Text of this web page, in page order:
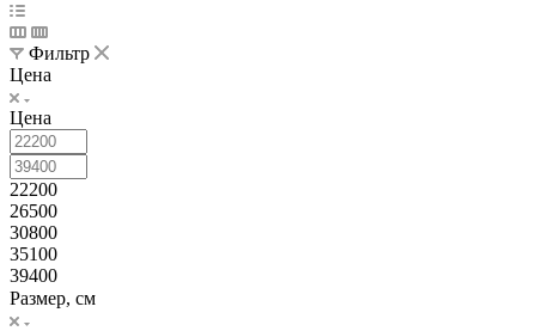
Фильтр
Цена
Цена
22200
26500
30800
35100
39400
Размер, см